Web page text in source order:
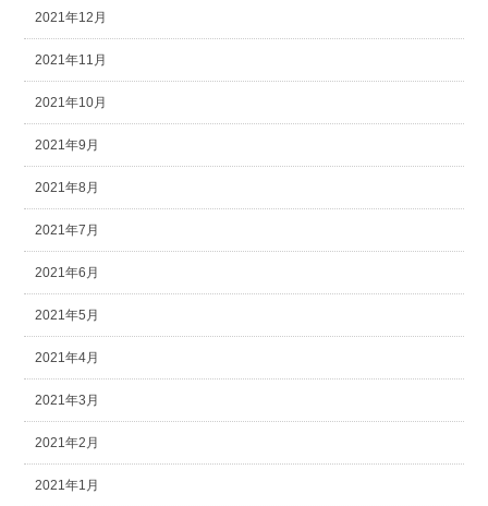
2021年12月
2021年11月
2021年10月
2021年9月
2021年8月
2021年7月
2021年6月
2021年5月
2021年4月
2021年3月
2021年2月
2021年1月